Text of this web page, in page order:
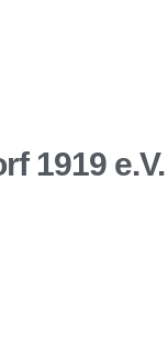
1919 e.V.